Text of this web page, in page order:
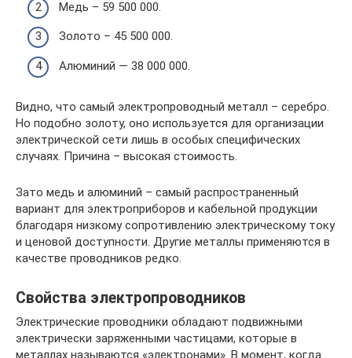
Медь – 59 500 000.
Золото – 45 500 000.
Алюминий — 38 000 000.
Видно, что самый электропроводный металл – серебро.
Но подобно золоту, оно используется для организации
электрической сети лишь в особых специфических
случаях. Причина – высокая стоимость.
Зато медь и алюминий – самый распространенный
вариант для электроприборов и кабельной продукции
благодаря низкому сопротивлению электрическому току
и ценовой доступности. Другие металлы применяются в
качестве проводников редко.
Свойства электропроводников
Электрические проводники обладают подвижными
электрически заряженными частицами, которые в
металлах называются «электронами». В момент, когда